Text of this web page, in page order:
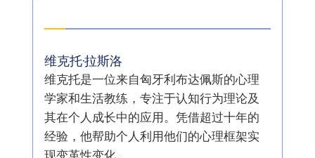
维克托·拉斯洛
维克托是一位来自匈牙利布达佩斯的心理
学家和生活教练，专注于认知行为理论及
其在个人成长中的应用。凭借超过十年的
经验，他帮助个人利用他们的心理框架实